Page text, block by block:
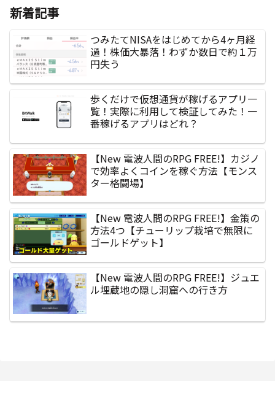
新着記事
つみたてNISAをはじめてから4ヶ月経
過！株価大暴落！わずか数日で約１万
円失う
歩くだけで仮想通貨が稼げるアプリ一
覧！実際に利用して検証してみた！一
番稼げるアプリはどれ？
【New 電波人間のRPG FREE!】カジノ
で効率よくコインを稼ぐ方法【モンス
ター格闘場】
【New 電波人間のRPG FREE!】金策の
方法4つ【チューリップ栽培で無限に
ゴールドゲット】
【New 電波人間のRPG FREE!】ジュエ
ル埋蔵地の隠し洞窟への行き方